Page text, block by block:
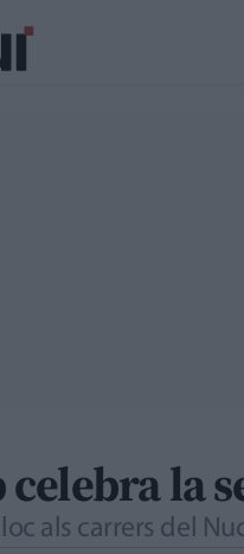
celebra la
als carrers del